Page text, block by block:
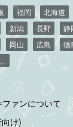
福岡 北海道
新潟 長野 静
岡山 広島 徳
ファンについて
け)